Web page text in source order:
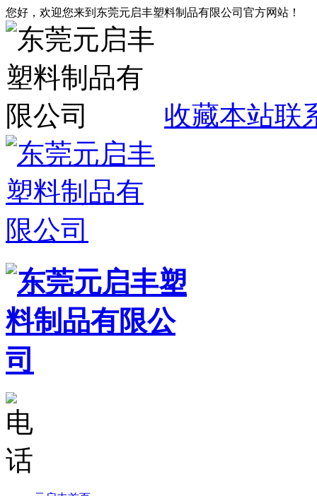
您好，欢迎您来到东莞元启丰塑料制品有限公司官方网站！
收藏本站联